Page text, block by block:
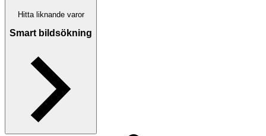
Hitta liknande varor
Smart bildsökning